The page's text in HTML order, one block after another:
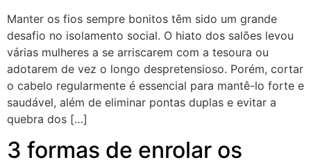
Manter os fios sempre bonitos têm sido um grande
desafio no isolamento social. O hiato dos salões levou
várias mulheres a se arriscarem com a tesoura ou
adotarem de vez o longo despretensioso. Porém, cortar
o cabelo regularmente é essencial para mantê-lo forte e
saudável, além de eliminar pontas duplas e evitar a
quebra dos […]
3 formas de enrolar os